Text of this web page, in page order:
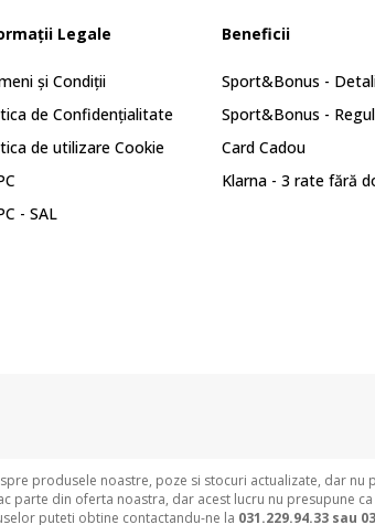
Legale
și Condiții
de Confidențialitate
de utilizare Cookie
- SAL
Beneficii
Sport&Bonus -
Sport&Bonus -
Card Cadou
Klarna - 3 rate fără
produsele noastre, poze si stocuri actualizate, dar
parte din oferta noastra, dar acest lucru nu presupune
puteti obtine contactandu-ne la 031.229.94.33 sau